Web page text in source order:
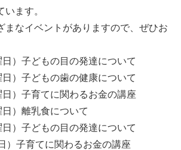
います。
まなイベントがありますので、ぜひお
日）子どもの目の発達について
日）子どもの歯の健康について
日）子育てに関わるお金の講座
日）離乳食について
日）子どもの目の発達について
）子育てに関わるお金の講座